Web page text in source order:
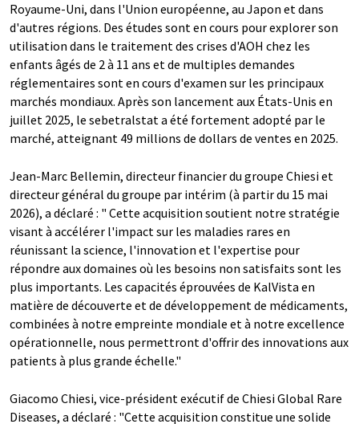
Royaume-Uni, dans l'Union européenne, au Japon et dans
d'autres régions. Des études sont en cours pour explorer son
utilisation dans le traitement des crises d'AOH chez les
enfants âgés de 2 à 11 ans et de multiples demandes
réglementaires sont en cours d'examen sur les principaux
marchés mondiaux. Après son lancement aux États-Unis en
juillet 2025, le sebetralstat a été fortement adopté par le
marché, atteignant 49 millions de dollars de ventes en 2025.
Jean-Marc Bellemin, directeur financier du groupe Chiesi et
directeur général du groupe par intérim (à partir du 15 mai
2026), a déclaré : " Cette acquisition soutient notre stratégie
visant à accélérer l'impact sur les maladies rares en
réunissant la science, l'innovation et l'expertise pour
répondre aux domaines où les besoins non satisfaits sont les
plus importants. Les capacités éprouvées de KalVista en
matière de découverte et de développement de médicaments,
combinées à notre empreinte mondiale et à notre excellence
opérationnelle, nous permettront d'offrir des innovations aux
patients à plus grande échelle."
Giacomo Chiesi, vice-président exécutif de Chiesi Global Rare
Diseases, a déclaré : "Cette acquisition constitue une solide